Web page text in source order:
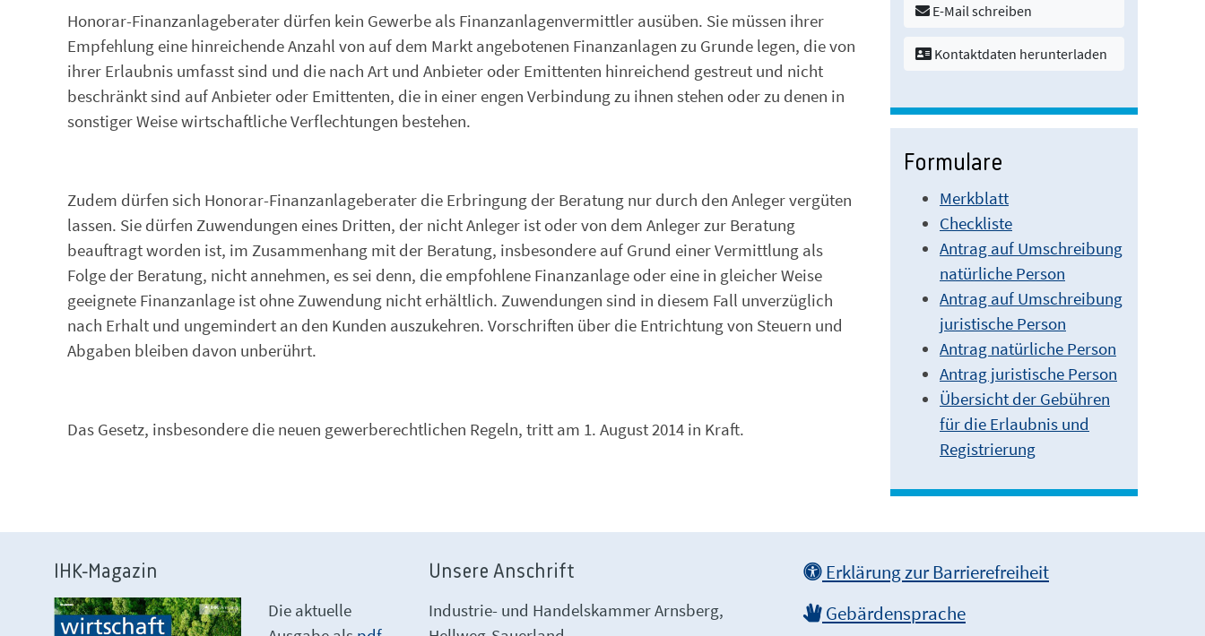
Honorar-Finanzanlageberater dürfen kein Gewerbe als Finanzanlagenvermittler ausüben. Sie müssen ihrer
Empfehlung eine hinreichende Anzahl von auf dem Markt angebotenen Finanzanlagen zu Grunde legen, die von
ihrer Erlaubnis umfasst sind und die nach Art und Anbieter oder Emittenten hinreichend gestreut und nicht
beschränkt sind auf Anbieter oder Emittenten, die in einer engen Verbindung zu ihnen stehen oder zu denen in
sonstiger Weise wirtschaftliche Verflechtungen bestehen.
Zudem dürfen sich Honorar-Finanzanlageberater die Erbringung der Beratung nur durch den Anleger vergüten
lassen. Sie dürfen Zuwendungen eines Dritten, der nicht Anleger ist oder von dem Anleger zur Beratung
beauftragt worden ist, im Zusammenhang mit der Beratung, insbesondere auf Grund einer Vermittlung als
Folge der Beratung, nicht annehmen, es sei denn, die empfohlene Finanzanlage oder eine in gleicher Weise
geeignete Finanzanlage ist ohne Zuwendung nicht erhältlich. Zuwendungen sind in diesem Fall unverzüglich
nach Erhalt und ungemindert an den Kunden auszukehren. Vorschriften über die Entrichtung von Steuern und
Abgaben bleiben davon unberührt.
Das Gesetz, insbesondere die neuen gewerberechtlichen Regeln, tritt am 1. August 2014 in Kraft.
E-Mail schreiben
Kontaktdaten herunterladen
Formulare
Merkblatt
Checkliste
Antrag auf Umschreibung
natürliche Person
Antrag auf Umschreibung
juristische Person
Antrag natürliche Person
Antrag juristische Person
Übersicht der Gebühren
für die Erlaubnis und
Registrierung
IHK-Magazin
Die aktuelle
Unsere Anschrift
Industrie- und Handelskammer Arnsberg,
Erklärung zur Barrierefreiheit
Gebärdensprache